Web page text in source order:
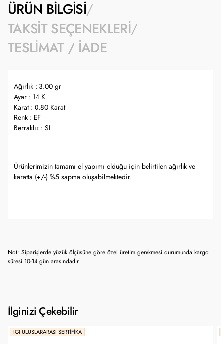
ÜRÜN BILGISI
TAKSIT SEÇENEKLERI
TESLIMAT / İADE
Ağırlık : 3.00 gr
Ayar : 14 K
Karat : 0.80 Karat
Renk : EF
Berraklık : SI
Ürünlerimizin tamamı el yapımı olduğu için belirtilen ağırlık ve
karatta (+/-) %5 sapma oluşabilmektedir.
Not: Siparişlerde yüzük ölçüsüne göre özel üretim gerekmesi durumunda kargo
süresi 10-14 gün arasındadır.
İlginizi Çekebilir
IGI ULUSLARARASI SERTIFIKA